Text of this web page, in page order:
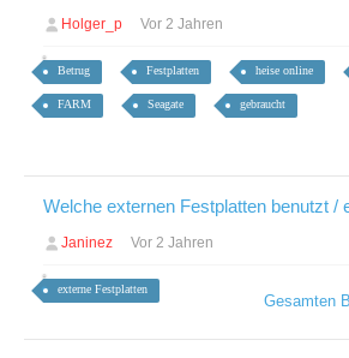
Holger_p Vor 2 Jahren
Betrug Festplatten heise online
FARM Seagate gebraucht
Welche externen Festplatten benutzt /
Janinez Vor 2 Jahren
externe Festplatten
Gesamten